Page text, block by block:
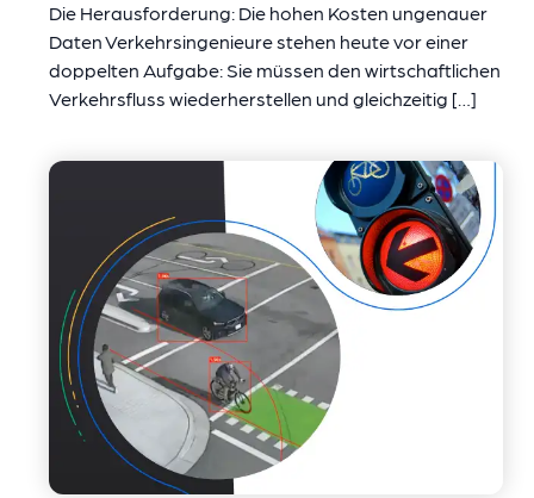
Die Herausforderung: Die hohen Kosten ungenauer
Daten Verkehrsingenieure stehen heute vor einer
doppelten Aufgabe: Sie müssen den wirtschaftlichen
Verkehrsfluss wiederherstellen und gleichzeitig […]